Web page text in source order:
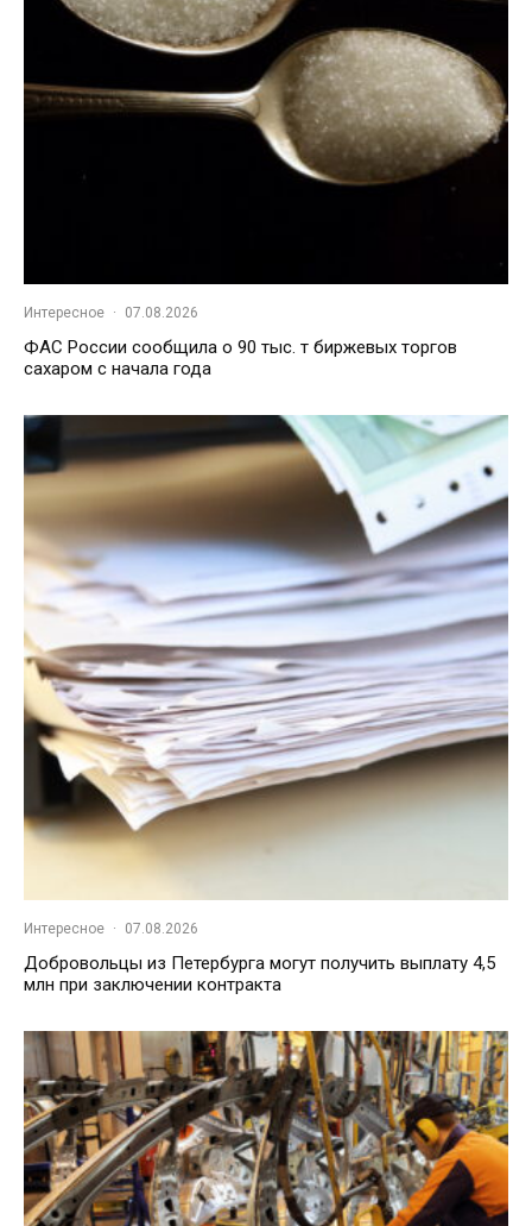
Интересное · 07.08.2026
ФАС России сообщила о 90 тыс. т биржевых торгов
сахаром с начала года
Интересное · 07.08.2026
Добровольцы из Петербурга могут получить выплату 4,5
млн при заключении контракта